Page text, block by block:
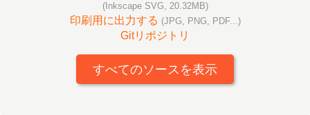
(Inkscape SVG, 20.32MB)
印刷用に出力する (JPG, PNG, PDF...)
Gitリポジトリ
すべてのソースを表示